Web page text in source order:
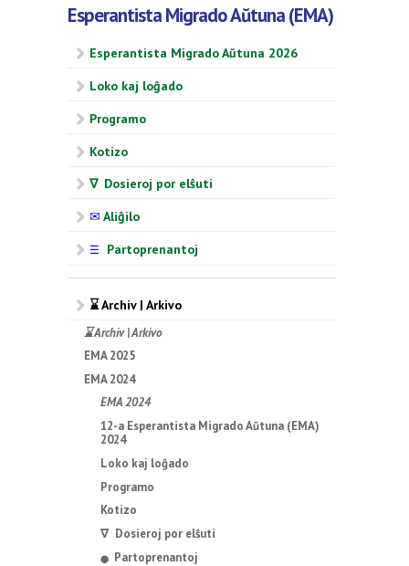
Esperantista Migrado Aŭtuna (EMA)
Esperantista Migrado Aŭtuna 2026
Loko kaj loĝado
Programo
Kotizo
∇ Dosieroj por elŝuti
✉ Aliĝilo
☰ Partoprenantoj
⌛ Archiv | Arkivo
⌛ Archiv | Arkivo
EMA 2025
EMA 2024
EMA 2024
12-a Esperantista Migrado Aŭtuna (EMA)
2024
Loko kaj loĝado
Programo
Kotizo
∇ Dosieroj por elŝuti
⬤
Partoprenantoj